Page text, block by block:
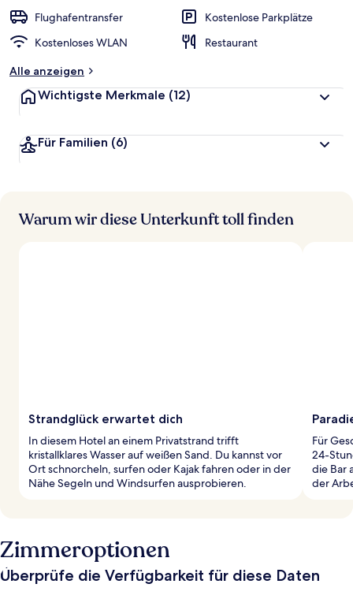
Flughafentransfer
Kostenlose Parkplätze
Kostenloses WLAN
Restaurant
Alle anzeigen
Wichtigste Merkmale (12)
Für Familien (6)
Warum wir diese Unterkunft toll finden
Strandglück erwartet dich
In diesem Hotel an einem Privatstrand trifft
kristallklares Wasser auf weißen Sand. Du kannst vor
Ort schnorcheln, surfen oder Kajak fahren oder in der
Nähe Segeln und Windsurfen ausprobieren.
Für
24-
die Bar
der
Zimmeroptionen
Überprüfe die Verfügbarkeit für diese Daten